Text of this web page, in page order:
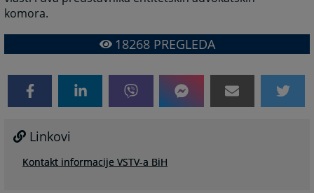
komora.
18268PREGLEDA
Linkovi
Kontakt informacije VSTV-a BiH